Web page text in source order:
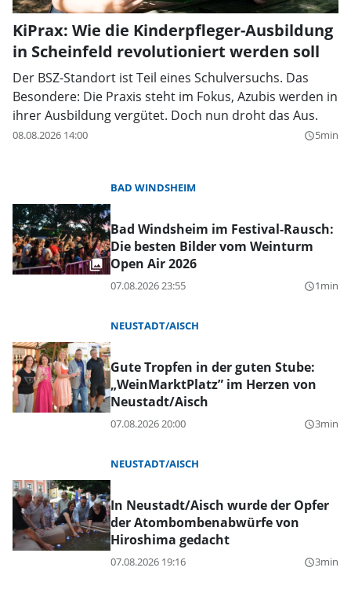
KiPrax: Wie die Kinderpfleger-Ausbildung
in Scheinfeld revolutioniert werden soll
Der BSZ-Standort ist Teil eines Schulversuchs. Das
Besondere: Die Praxis steht im Fokus, Azubis werden in
ihrer Ausbildung vergütet. Doch nun droht das Aus.
08.08.2026 14:00 query_builder5min
BAD WINDSHEIM
Bad Windsheim im Festival-Rausch:
Die besten Bilder vom Weinturm
Open Air 2026
07.08.2026 23:55 query_builder1min
NEUSTADT/AISCH
Gute Tropfen in der guten Stube:
„WeinMarktPlatz” im Herzen von
Neustadt/Aisch
07.08.2026 20:00 query_builder3min
NEUSTADT/AISCH
In Neustadt/Aisch wurde der Opfer
der Atombombenabwürfe von
Hiroshima gedacht
07.08.2026 19:16 query_builder3min